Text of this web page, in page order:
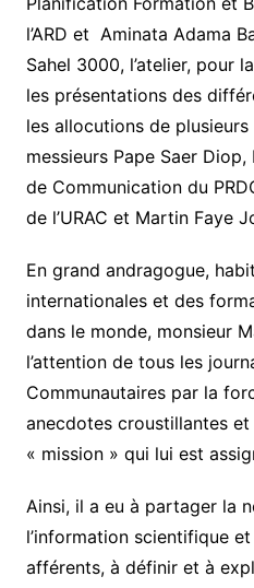
l’ARD et Aminata Adama
Sahel 3000, l’atelier, pour
les présentations des
les allocutions de
messieurs Pape Saer
de Communication du
de l’URAC et Martin Faye
En grand andragogue,
internationales et des
dans le monde, monsieur
l’attention de tous les
Communautaires par la
anecdotes croustillantes et
« mission » qui lui est
Ainsi, il a eu à partager la
l’information scientifique
afférents, à définir et à